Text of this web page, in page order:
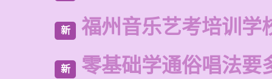
新 福州音乐艺考培训学
新 零基础学通俗唱法要